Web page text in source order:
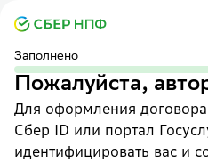
Заполнено
Пожалуйста,
Для оформления договора
Сбер ID или портал
идентифицировать вас и